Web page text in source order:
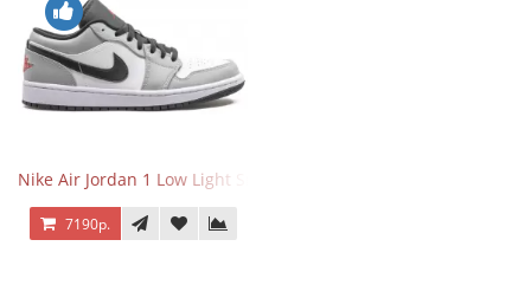
Nike Air Jordan 1 Low Light Smoke Grey
7190р.